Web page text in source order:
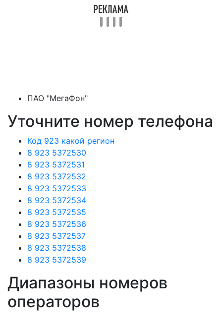
ПАО "МегаФон"
Уточните номер телефона
Код 923 какой регион
8 923 5372530
8 923 5372531
8 923 5372532
8 923 5372533
8 923 5372534
8 923 5372535
8 923 5372536
8 923 5372537
8 923 5372538
8 923 5372539
Диапазоны номеров
операторов